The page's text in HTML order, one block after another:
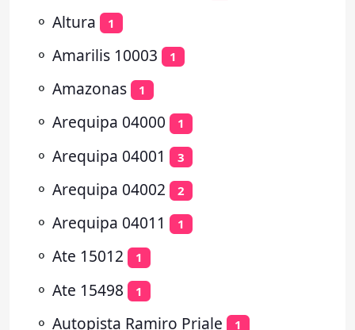
⚬ Altura 1
⚬ Amarilis 10003 1
⚬ Amazonas 1
⚬ Arequipa 04000 1
⚬ Arequipa 04001 3
⚬ Arequipa 04002 2
⚬ Arequipa 04011 1
⚬ Ate 15012 1
⚬ Ate 15498 1
⚬ Autopista Ramiro Priale 1